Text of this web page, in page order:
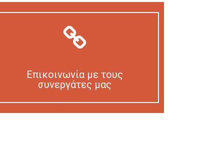
Επικοινωνία με τους
συνεργάτες μας